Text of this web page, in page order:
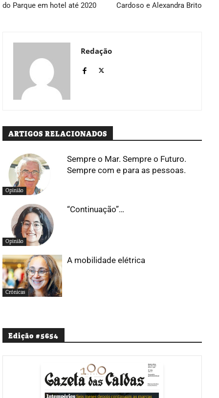
do Parque em hotel até 2020
Cardoso e Alexandra Brito
Redação
ARTIGOS RELACIONADOS
Opinião
Sempre o Mar. Sempre o Futuro.
Sempre com e para as pessoas.
Opinião
“Continuação”…
Crónicas
A mobilidade elétrica
Edição #5654